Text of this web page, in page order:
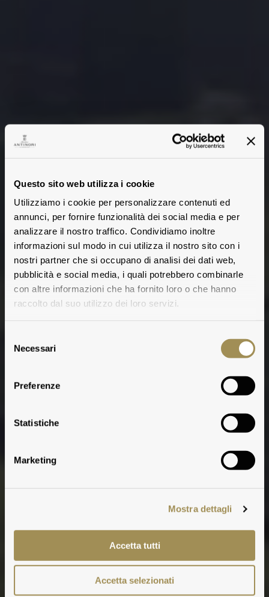
Questo sito web utilizza i cookie
Utilizziamo i cookie per personalizzare contenuti ed
annunci, per fornire funzionalità dei social media e per
analizzare il nostro traffico. Condividiamo inoltre
informazioni sul modo in cui utilizza il nostro sito con i
nostri partner che si occupano di analisi dei dati web,
pubblicità e social media, i quali potrebbero combinarle
con altre informazioni che ha fornito loro o che hanno
raccolto dal suo utilizzo dei loro servizi.
delNecessari
Preferenze
Statistiche
Marketing
Mostra dettagli
Accetta tutti
Accetta selezionati
Play